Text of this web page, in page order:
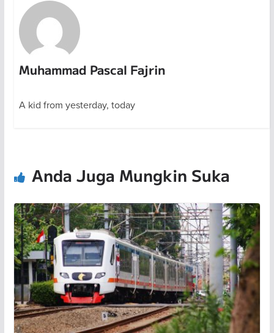
Muhammad Pascal Fajrin
A kid from yesterday, today
Anda Juga Mungkin Suka